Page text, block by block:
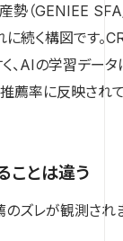
勢（GENIEE
に続く構図です。
、AIの学習データ
薦率に反映され
ことは違う
のズレが観測され